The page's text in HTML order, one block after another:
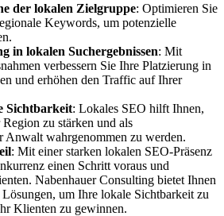
der lokalen Zielgruppe: Optimieren Sie
Keywords, um potenzielle
in lokalen Suchergebnissen: Mit
verbessern Sie Ihre Platzierung in
und erhöhen den Traffic auf Ihrer
Sichtbarkeit: Lokales SEO hilft Ihnen,
zu stärken und als
Anwalt wahrgenommen zu werden.
: Mit einer starken lokalen SEO-Präsenz
einen Schritt voraus und
Nabenhauer Consulting bietet Ihnen
Lösungen, um Ihre lokale Sichtbarkeit zu
Klienten zu gewinnen.